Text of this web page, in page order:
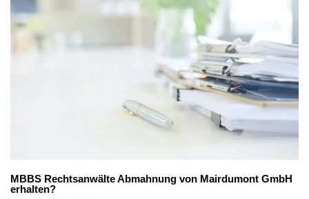
MBBS Rechtsanwälte Abmahnung von Mairdumont GmbH
erhalten?